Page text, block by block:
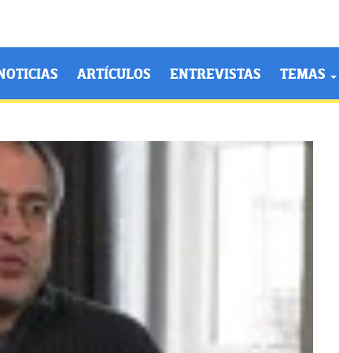
ARTÍCULOS ENTREVISTAS TEMAS